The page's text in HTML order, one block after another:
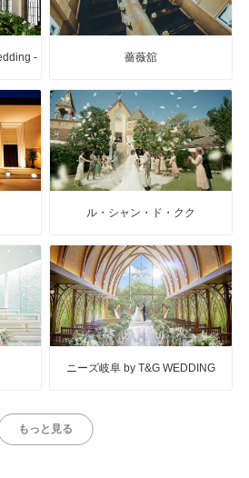
- 薔薇舘
ル・シャン・ド・クク
ニーズ岐阜 by T&G WEDDING
もっと見る